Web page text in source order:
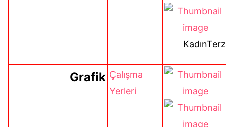
Grafik Çalışma
Yerleri